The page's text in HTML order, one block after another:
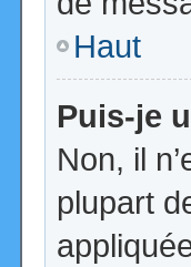
Haut
Puis-je
Non, il
plupart